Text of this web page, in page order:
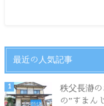
最近の人気記事
秩父長瀞の
の”すまん